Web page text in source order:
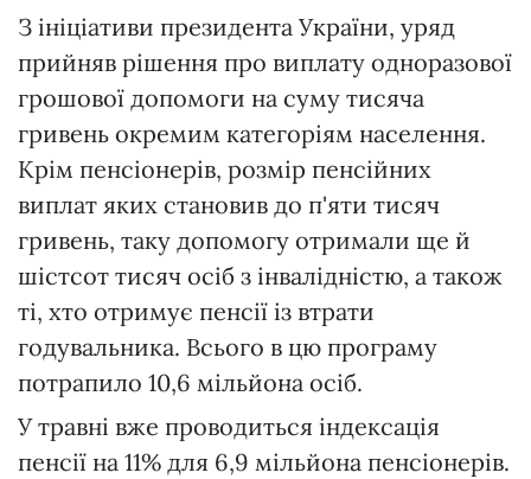
З ініціативи президента України, уряд
прийняв рішення про виплату одноразової
грошової допомоги на суму тисяча
гривень окремим категоріям населення.
Крім пенсіонерів, розмір пенсійних
виплат яких становив до п'яти тисяч
гривень, таку допомогу отримали ще й
шістсот тисяч осіб з інвалідністю, а також
ті, хто отримує пенсії із втрати
годувальника. Всього в цю програму
потрапило 10,6 мільйона осіб.
У травні вже проводиться індексація
пенсії на 11% для 6,9 мільйона пенсіонерів.